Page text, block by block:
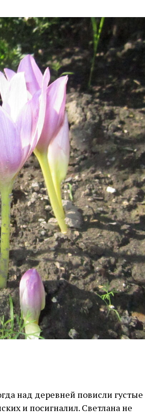
над деревней повисли густые
и посигналил. Светлана не